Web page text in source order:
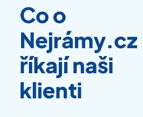
Co o
Nejrámy.cz
říkají naši
klienti